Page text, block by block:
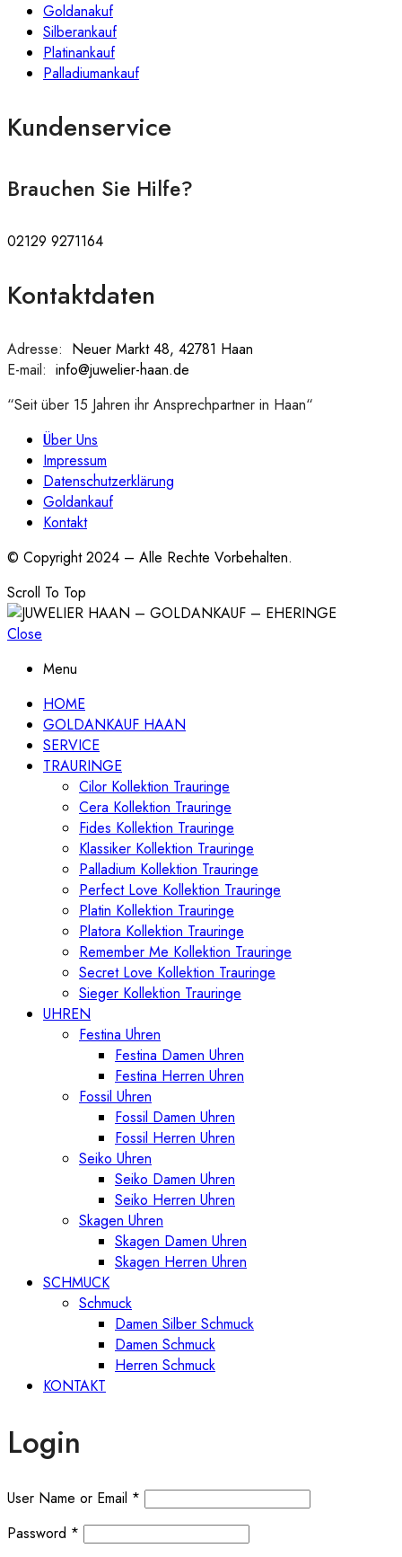
Goldanakuf
Silberankauf
Platinankauf
Palladiumankauf
Kundenservice
Brauchen Sie Hilfe?
02129 9271164
Kontaktdaten
Adresse: Neuer Markt 48, 42781 Haan
E-mail: info@juwelier-haan.de
“Seit über 15 Jahren ihr Ansprechpartner in Haan“
Über Uns
Impressum
Datenschutzerklärung
Goldankauf
Kontakt
© Copyright 2024 – Alle Rechte Vorbehalten.
Scroll To Top
Close
Menu
HOME
GOLDANKAUF HAAN
SERVICE
TRAURINGE
Cilor Kollektion Trauringe
Cera Kollektion Trauringe
Fides Kollektion Trauringe
Klassiker Kollektion Trauringe
Palladium Kollektion Trauringe
Perfect Love Kollektion Trauringe
Platin Kollektion Trauringe
Platora Kollektion Trauringe
Remember Me Kollektion Trauringe
Secret Love Kollektion Trauringe
Sieger Kollektion Trauringe
UHREN
Festina Uhren
Festina Damen Uhren
Festina Herren Uhren
Fossil Uhren
Fossil Damen Uhren
Fossil Herren Uhren
Seiko Uhren
Seiko Damen Uhren
Seiko Herren Uhren
Skagen Uhren
Skagen Damen Uhren
Skagen Herren Uhren
SCHMUCK
Schmuck
Damen Silber Schmuck
Damen Schmuck
Herren Schmuck
KONTAKT
Login
User Name or Email *
Password *